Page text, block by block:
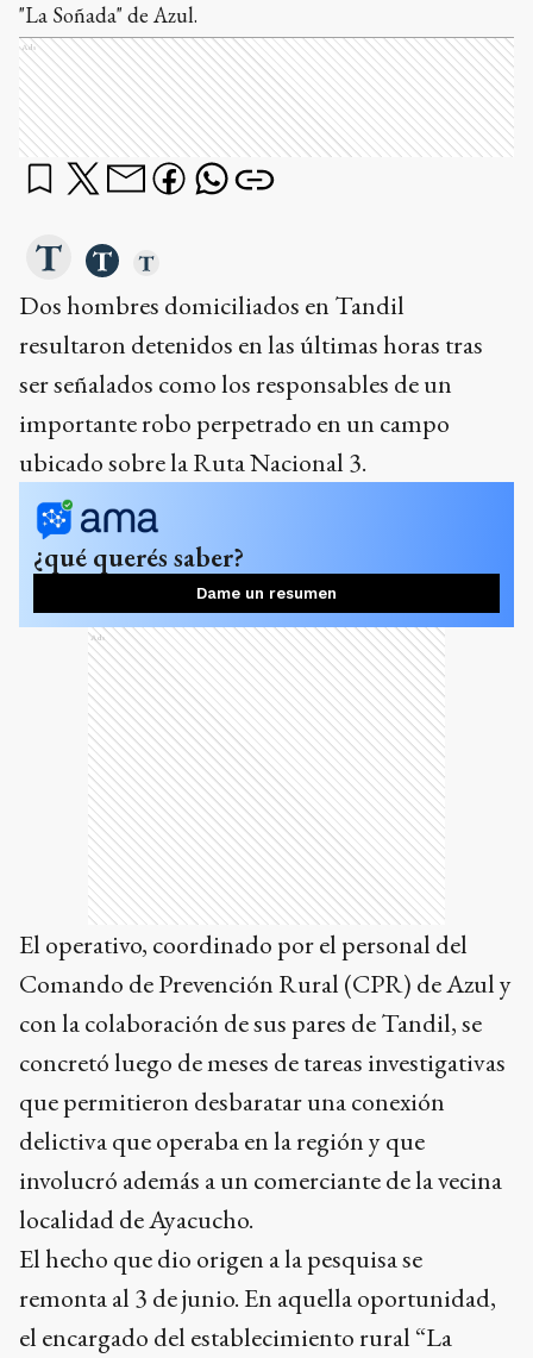
"La Soñada" de Azul.
Ads
Dos hombres domiciliados en Tandil
resultaron detenidos en las últimas horas tras
ser señalados como los responsables de un
importante robo perpetrado en un campo
ubicado sobre la Ruta Nacional 3.
¿qué querés saber?
Dame un resumen
Ads
El operativo, coordinado por el personal del
Comando de Prevención Rural (CPR) de Azul y
con la colaboración de sus pares de Tandil, se
concretó luego de meses de tareas investigativas
que permitieron desbaratar una conexión
delictiva que operaba en la región y que
involucró además a un comerciante de la vecina
localidad de Ayacucho.
El hecho que dio origen a la pesquisa se
remonta al 3 de junio. En aquella oportunidad,
el encargado del establecimiento rural “La